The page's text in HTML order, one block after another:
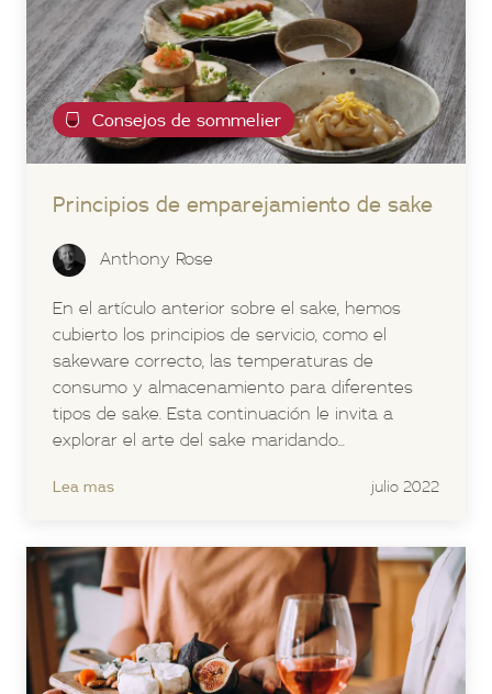
Consejos de sommelier
Principios de emparejamiento de sake
Anthony Rose
En el artículo anterior sobre el sake, hemos
cubierto los principios de servicio, como el
sakeware correcto, las temperaturas de
consumo y almacenamiento para diferentes
tipos de sake. Esta continuación le invita a
explorar el arte del sake maridando...
Lea mas julio 2022